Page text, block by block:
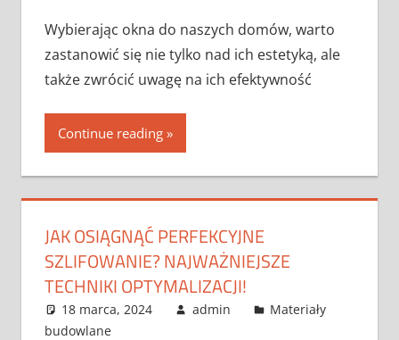
Wybierając okna do naszych domów, warto
zastanowić się nie tylko nad ich estetyką, ale
także zwrócić uwagę na ich efektywność
Continue reading
JAK OSIĄGNĄĆ PERFEKCYJNE
SZLIFOWANIE? NAJWAŻNIEJSZE
TECHNIKI OPTYMALIZACJI!
18 marca, 2024 admin
Materiały
budowlane